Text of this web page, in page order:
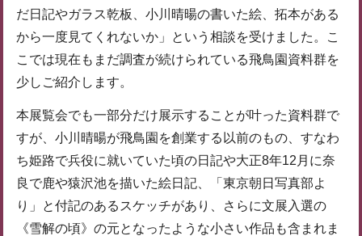
だ日記やガラス乾板、小川晴暘の書いた絵、拓本がある
から一度見てくれないか」という相談を受けました。こ
こでは現在もまだ調査が続けられている飛鳥園資料群を
少しご紹介します。
本展覧会でも一部分だけ展示することが叶った資料群で
すが、小川晴暘が飛鳥園を創業する以前のもの、すなわ
ち姫路で兵役に就いていた頃の日記や大正8年12月に奈
良で鹿や猿沢池を描いた絵日記、「東京朝日写真部よ
り」と付記のあるスケッチがあり、さらに文展入選の
《雪解の頃》の元となったような小さい作品も含まれま